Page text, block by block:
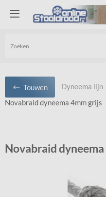
Touwen
Dyneema lijn
Novabraid dyneema 4mm grijs
Novabraid